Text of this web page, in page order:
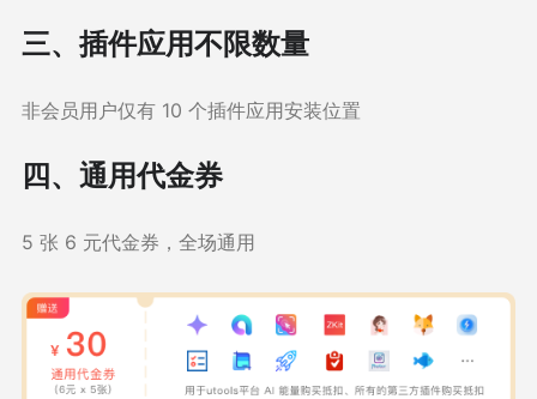
三、插件应用不限数量
非会员用户仅有 10 个插件应用安装位置
四、通用代金券
5 张 6 元代金券，全场通用